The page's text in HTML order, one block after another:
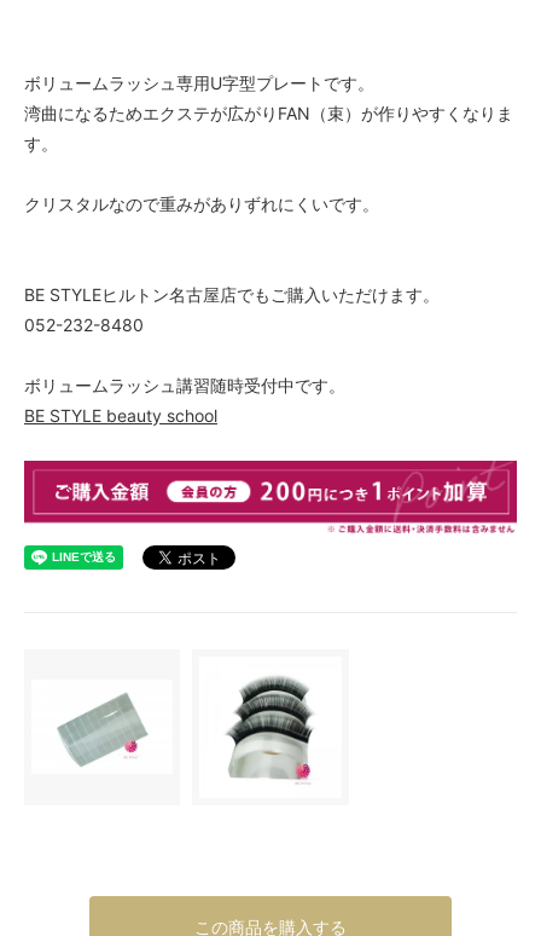
ボリュームラッシュ専用U字型プレートです。
湾曲になるためエクステが広がりFAN（束）が作りやすくなりま
す。
クリスタルなので重みがありずれにくいです。
BE STYLEヒルトン名古屋店でもご購入いただけます。
052-232-8480
ボリュームラッシュ講習随時受付中です。
BE STYLE beauty school
この商品を購入する